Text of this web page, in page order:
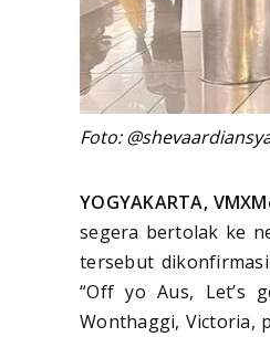
Foto:
YOGYAKARTA,
segera bertolak ke
tersebut
“Off yo Aus, Let’s
Wonthaggi, Victoria,